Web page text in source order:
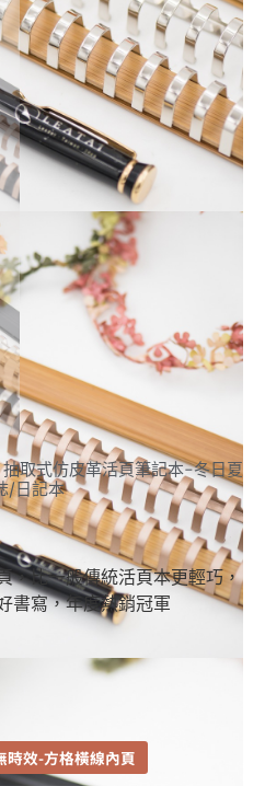
取式仿皮革活頁筆記本-冬日夏
/日記本
，比一般傳統活頁本更輕巧，
書寫，年度熱銷冠軍
時效-方格橫線內頁